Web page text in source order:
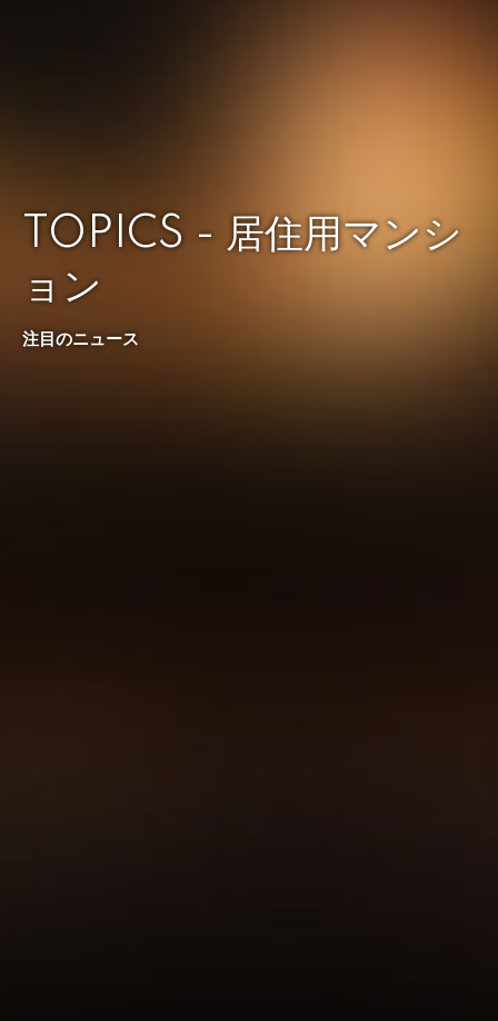
TOPICS - 居住用マンシ
ョン
注目のニュース